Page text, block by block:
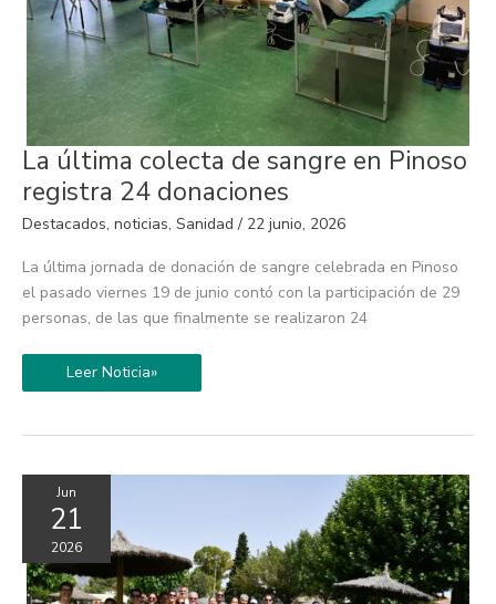
La última colecta de sangre en Pinoso
registra 24 donaciones
Destacados, noticias, Sanidad / 22 junio, 2026
La última jornada de donación de sangre celebrada en Pinoso
el pasado viernes 19 de junio contó con la participación de 29
personas, de las que finalmente se realizaron 24
La
última
colecta
de
sangre
en
registra
24
donaciones
Leer Noticia»
Jun
21
2026